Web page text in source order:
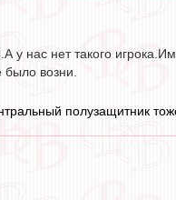
у нас нет такого
было возни.
полузащитник